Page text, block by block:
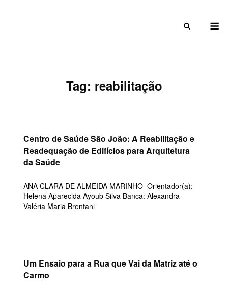
Tag: reabilitação
Centro de Saúde São João: A Reabilitação e
Readequação de Edifícios para Arquitetura
da Saúde
ANA CLARA DE ALMEIDA MARINHO Orientador(a):
Helena Aparecida Ayoub Silva Banca: Alexandra
Valéria Maria Brentani
Um Ensaio para a Rua que Vai da Matriz até o
Carmo